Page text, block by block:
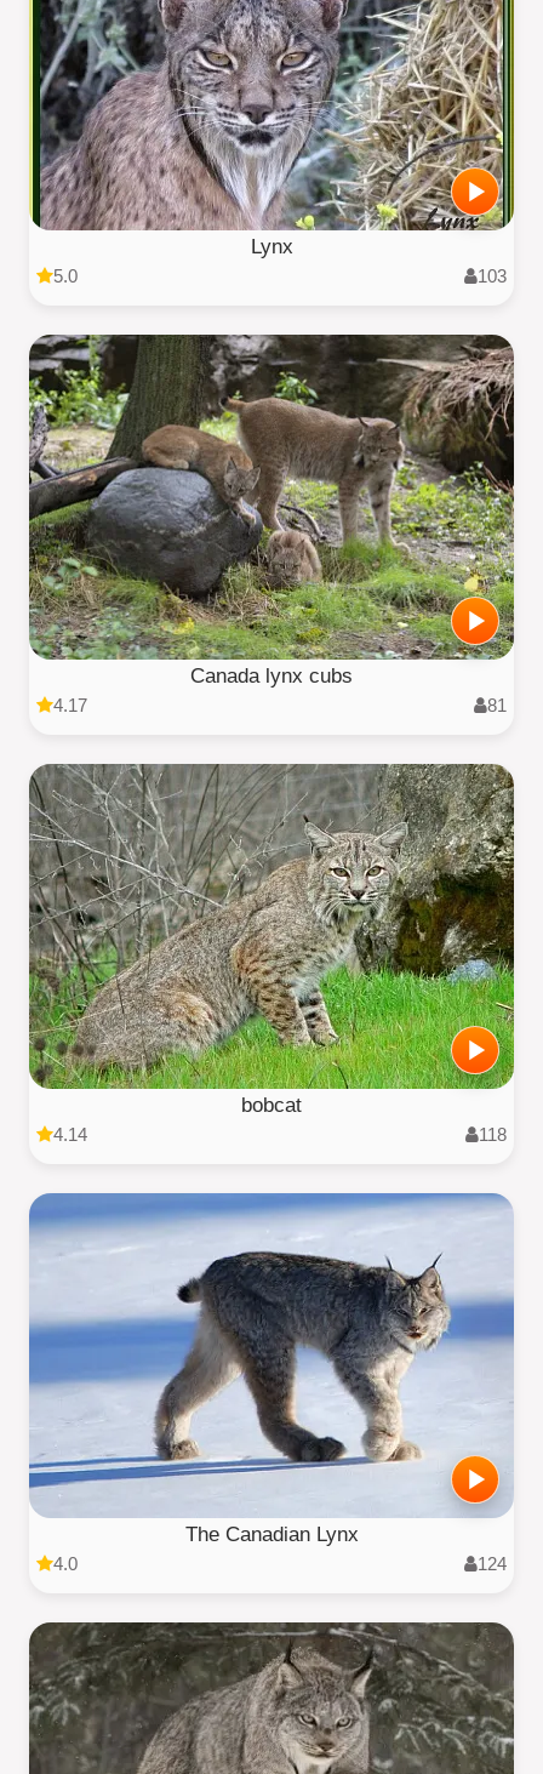
Lynx
5.0 103
Canada lynx cubs
4.17 81
bobcat
4.14 118
The Canadian Lynx
4.0 124